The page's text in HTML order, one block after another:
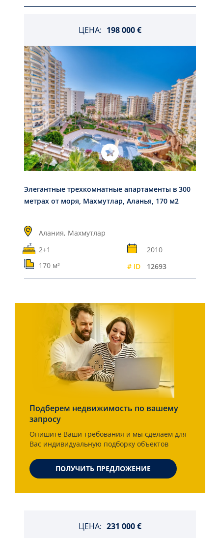
ЦЕНА: 198 000 €
Элегантные трехкомнатные апартаменты в 300
метрах от моря, Махмутлар, Аланья, 170 м2
Алания, Махмутлар
2+1
2010
170 м²
# ID 12693
Подберем недвижимость по вашему
запросу
Опишите Ваши требования и мы сделаем для
Вас индивидуальную подборку объектов
ПОЛУЧИТЬ ПРЕДЛОЖЕНИЕ
ЦЕНА: 231 000 €